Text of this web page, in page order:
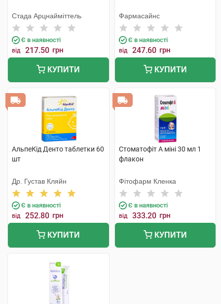
Стада Арцнайміттель
Є в наявності
від 217.50 грн
КУПИТИ
Фармасайнс
Є в наявності
від 247.60 грн
КУПИТИ
АльпеКід Денто таблетки 60
шт
Др. Густав Кляйн
Є в наявності
від 252.80 грн
КУПИТИ
Стоматофіт А міні 30 мл 1
флакон
Фітофарм Кленка
Є в наявності
від 333.20 грн
КУПИТИ